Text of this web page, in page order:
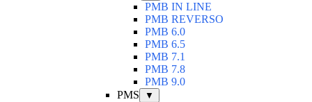
PMB IN LINE
PMB REVERSO
PMB 6.0
PMB 6.5
PMB 7.1
PMB 7.8
PMB 9.0
PMS
▼